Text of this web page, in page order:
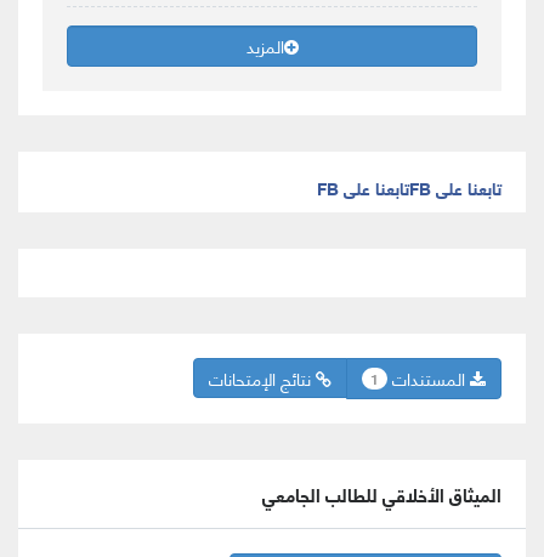
المزيد
تابعنا على FB تابعنا على FB
نتائج الإمتحانات المستندات 1
الميثاق الأخلاقي للطالب الجامعي